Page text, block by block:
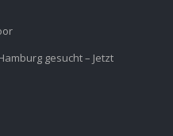
gesucht – Jetzt